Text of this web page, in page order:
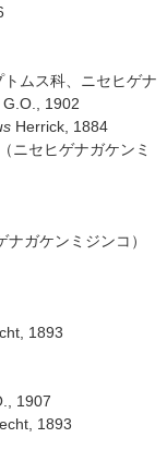
ムス科、ニセヒゲナ
1902
Herrick, 1884
（ニセヒゲナガケンミ
ナガケンミジンコ）
1893
1907
1893